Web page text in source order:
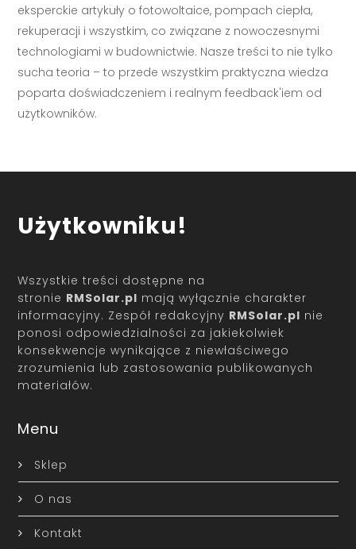
eksperckie artykuły o fotowoltaice, pompach ciepła,
rekuperacji i wszystkim, co związane z nowoczesnymi
technologiami w budownictwie. Nasze treści to nie tylko
sucha teoria – to przede wszystkim praktyczna wiedza
poparta doświadczeniem i realnym feedback'iem od
użytkowników.
Użytkowniku!
Wszystkie treści dostępne na
stronie RMSolar.pl mają wyłącznie charakter
informacyjny. Zespół redakcyjny RMSolar.pl nie
ponosi odpowiedzialności za jakiekolwiek
konsekwencje wynikające z niewłaściwego
zrozumienia lub zastosowania publikowanych
materiałów.
Menu
Sklep
O nas
Kontakt